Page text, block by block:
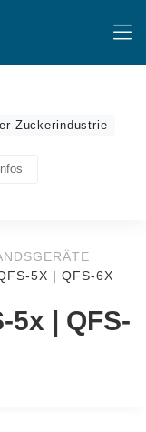
Zuckerindustrie
5X | QFS-6X
5x | QFS-